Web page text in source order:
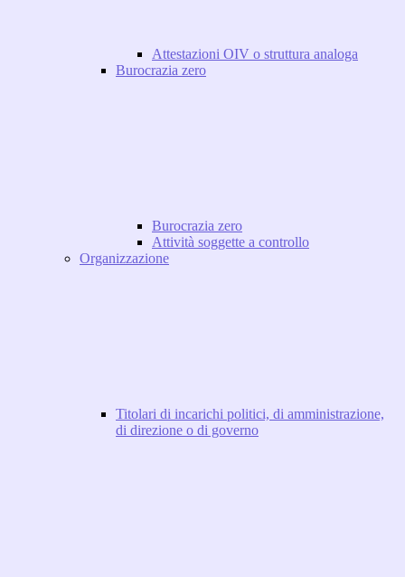
Attestazioni OIV o struttura analoga
Burocrazia zero
Burocrazia zero
Attività soggette a controllo
Organizzazione
Titolari di incarichi politici, di amministrazione,
di direzione o di governo